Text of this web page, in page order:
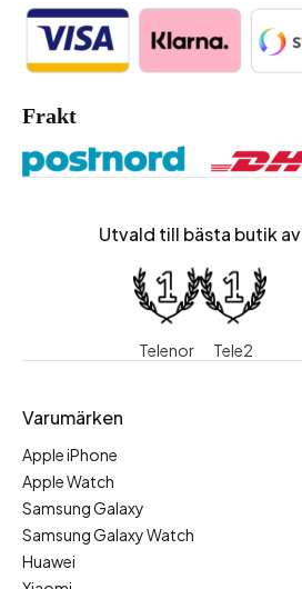
Frakt
Utvald till bästa butik av
Telenor Tele2
Varumärken
Apple iPhone
Apple Watch
Samsung Galaxy
Samsung Galaxy Watch
Huawei